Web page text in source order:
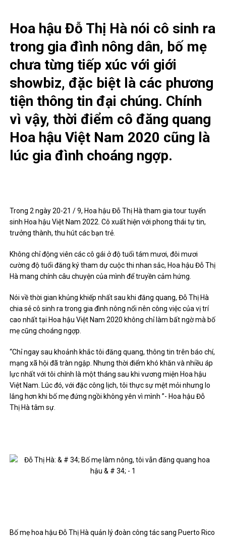
Hoa hậu Đỗ Thị Hà nói cô sinh ra
trong gia đình nông dân, bố mẹ
chưa từng tiếp xúc với giới
showbiz, đặc biệt là các phương
tiện thông tin đại chúng. Chính
vì vậy, thời điểm cô đăng quang
Hoa hậu Việt Nam 2020 cũng là
lúc gia đình choáng ngợp.
Trong 2 ngày 20-21 / 9, Hoa hậu Đỗ Thị Hà tham gia tour tuyển
sinh Hoa hậu Việt Nam 2022. Cô xuất hiện với phong thái tự tin,
trưởng thành, thu hút các bạn trẻ.
Không chỉ động viên các cô gái ở độ tuổi tám mươi, đôi mươi
cường độ tuổi đăng ký tham dự cuộc thi nhan sắc, Hoa hậu Đỗ Thị
Hà mang chính câu chuyện của mình để truyền cảm hứng.
Nói về thời gian khủng khiếp nhất sau khi đăng quang, Đỗ Thị Hà
chia sẻ cô sinh ra trong gia đình nông nổi nên công việc của vị trí
cao nhất tại Hoa hậu Việt Nam 2020 không chỉ làm bất ngờ mà bố
mẹ cũng choáng ngợp.
“Chỉ ngay sau khoảnh khắc tôi đăng quang, thông tin trên báo chí,
mạng xã hội đã tràn ngập. Nhưng thời điểm khó khăn và nhiều áp
lực nhất với tôi chính là một tháng sau khi vương miện Hoa hậu
Việt Nam. Lúc đó, với đặc công lịch, tôi thực sự mệt mỏi nhưng lo
lắng hơn khi bố mẹ đứng ngồi không yên vì mình ”- Hoa hậu Đỗ
Thị Hà tâm sự.
Bố mẹ hoa hậu Đỗ Thị Hà quản lý đoàn công tác sang Puerto Rico